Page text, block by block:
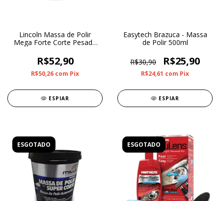
Lincoln Massa de Polir
Mega Forte Corte Pesado
R$52,90
R$50,26 com Pix
ESPIAR
Easytech Brazuca - Massa
de Polir 500ml
R$30,90 R$25,90
R$24,61 com Pix
ESPIAR
ESGOTADO ESGOTADO